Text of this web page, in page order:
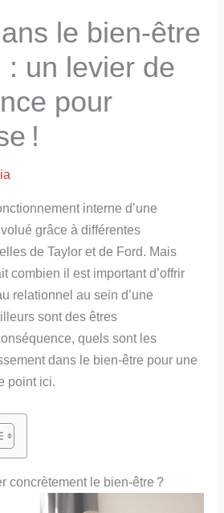
le bien-être
: un levier de
pour
!
interne d’une
grâce à différentes
de Taylor et de Ford. Mais
combien il est important d’offrir
relationnel au sein d’une
sont des êtres
quels sont les
dans le bien-être pour une
point ici.
concrètement le bien-être ?